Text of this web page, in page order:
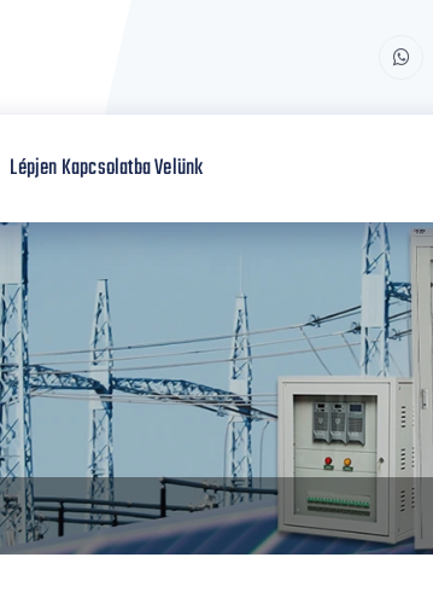
Lépjen Kapcsolatba Velünk